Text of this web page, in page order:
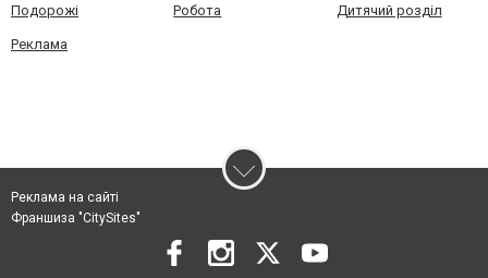
Подорожі Робота Дитячий розділ
Реклама
Реклама на сайті
Франшиза "CitySites"